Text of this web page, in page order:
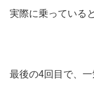
実際に乗っている
最後の4回目で、一